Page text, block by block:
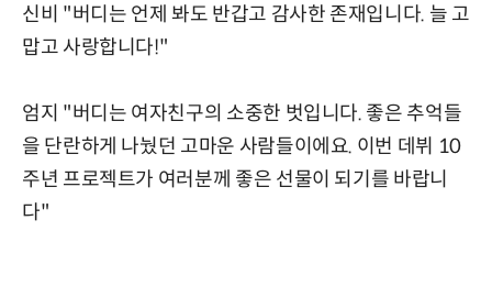
신비 "버디는 언제 봐도 반갑고 감사한 존재입니다. 늘 고
맙고 사랑합니다!"
엄지 "버디는 여자친구의 소중한 벗입니다. 좋은 추억들
을 단란하게 나눴던 고마운 사람들이에요. 이번 데뷔 10
주년 프로젝트가 여러분께 좋은 선물이 되기를 바랍니
다"